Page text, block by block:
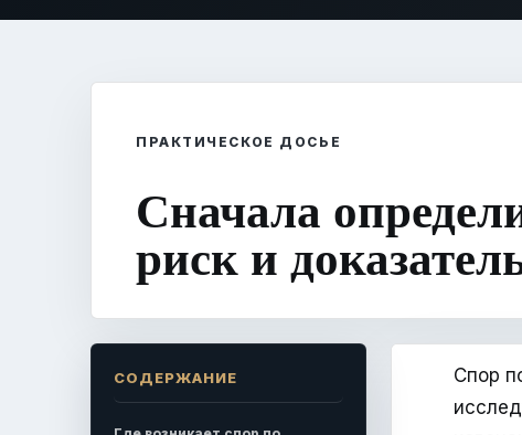
ПРАКТИЧЕСКОЕ ДОСЬЕ
Сначала
риск и
СОДЕРЖАНИЕ
Спор